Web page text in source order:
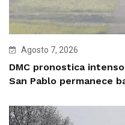
Agosto 7, 2026
DMC pronostica
San Pablo permanece